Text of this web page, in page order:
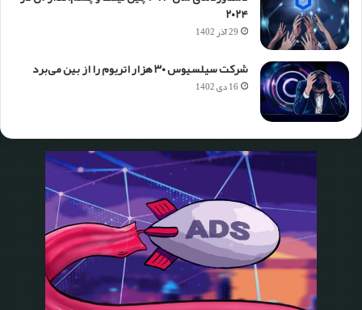
۲۰۲۴
29 آذر 1402
شرکت سیلسیوس ۳۰ هزار اتریوم را از بین می‌برد
16 دی 1402